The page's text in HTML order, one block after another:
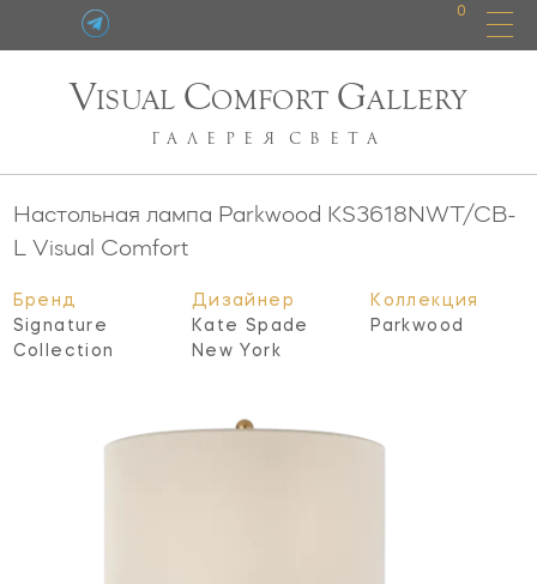
0
VISUAL COMFORT GALLERY
ГАЛЕРЕЯ СВЕТА
Настольная лампа Parkwood KS3618NWT/CB-
L
Visual Comfort
Бренд
Signature
Collection
Дизайнер
Kate Spade
New York
Коллекция
Parkwood